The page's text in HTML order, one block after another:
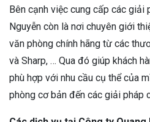
Bên cạnh việc cung cấp các giải
Nguyễn còn là nơi chuyên giới
văn phòng chính hãng từ các
và Sharp, … Qua đó giúp khách
phù hợp với nhu cầu cụ thể của
phòng cơ bản đến các giải pháp